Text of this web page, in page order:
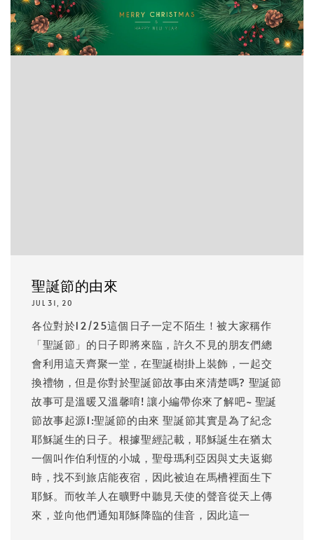
聖誕節的由來
JUL 31, 20
各位對於12/25這個日子一定不陌生！被大家稱作
「聖誕節」的日子即將來臨，許久不見的朋友們總
會利用這天齊聚一堂，在聖誕樹掛上裝飾，一起交
換禮物，但是你對於聖誕節故事由來清楚嗎? 聖誕節
故事可是溫暖又溫馨唷! 讓小編帶你來了解吧~ 聖誕
節故事起源1:聖誕節的由來 聖誕節其實是為了紀念
耶穌誕生的日子。根據聖經記載，耶穌誕生在猶太
一個叫作伯利恆的小城，聖母瑪利亞因與丈夫返鄉
時，找不到旅店能夜宿，因此被迫在馬槽裡面生下
耶穌。而牧羊人在曠野中聽見天使的聲音從天上傳
來，並向他們通知耶穌降臨的佳音，因此這一